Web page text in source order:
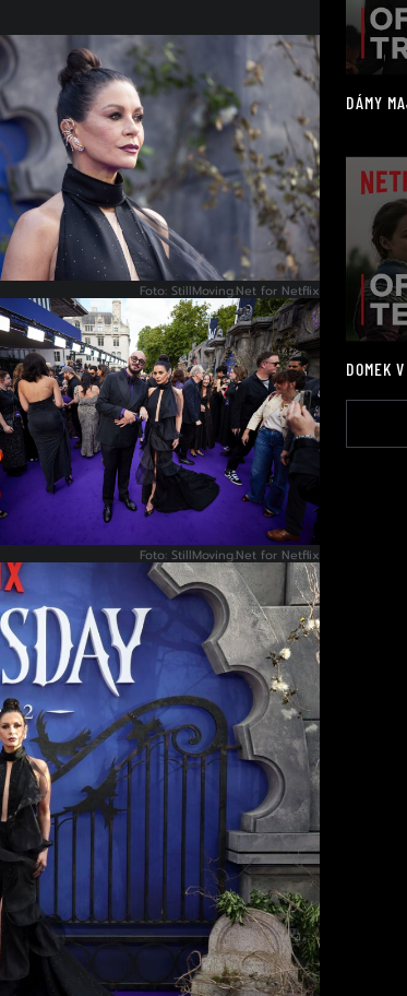
Foto: StillMoving.Net for Netflix
Foto: StillMoving.Net for Netflix
DÁMY
DOMEK